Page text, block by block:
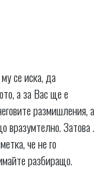
се иска, да
а за Вас ще е
размишления, а
вразумтелно. Затова .
че не го
разбиращо.